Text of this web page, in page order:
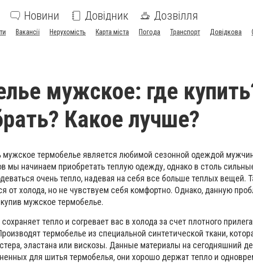
Новини Довідник Дозвілля
Вакансії Нерухомість Карта міста Погода Транспорт Довідкова
мужское: где
Какое лучше?
мужское термобелье является любимой сезонной одеждой
мы начинаем приобретать теплую одежду, однако в столь
очень тепло, надевая на себя все больше теплых вещей.
от холода, но не чувствуем себя комфортно. Однако, данную
мужское термобелье.
тепло и согревает вас в холода за счет плотного
термобелье из специальной синтетической ткани,
эластана или вискозы. Данные материалы на сегодняшний
для шитья термобелья, они хорошо держат тепло и